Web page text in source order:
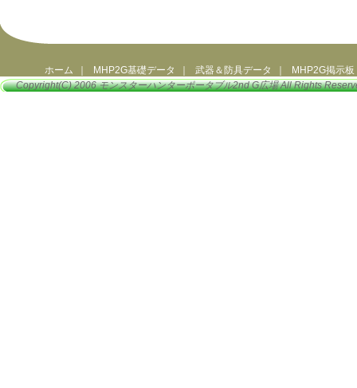
ホーム MHP2G基礎データ 武器＆防具データ
MHP2G掲示板
Copyright(C) 2006モンスターハンターポータブル2nd G広場All Rights